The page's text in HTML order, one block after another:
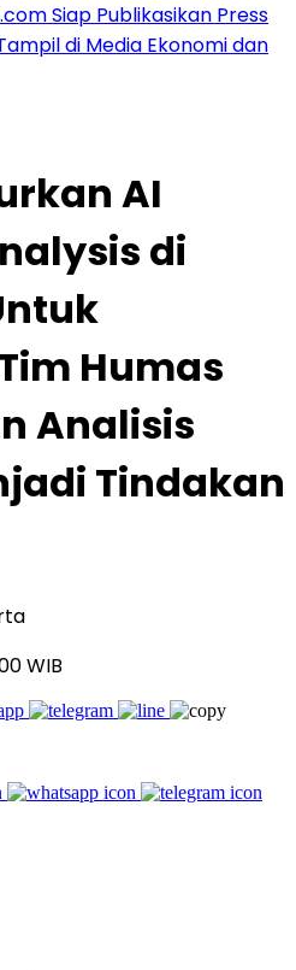
Siap Publikasikan Press
di Media Ekonomi dan
AI
di
Humas
Analisis
Tindakan
WIB